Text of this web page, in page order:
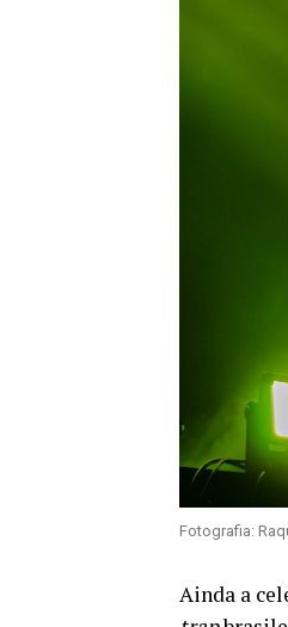
Fotografia:
Ainda a